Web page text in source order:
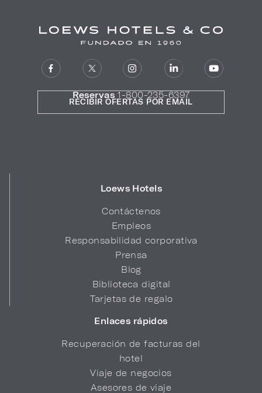
Reservas 1-800-235-6397
Loews Hotels
Contáctenos
Empleos
Responsabilidad corporativa
Prensa
Blog
Biblioteca digital
Tarjetas de regalo
Enlaces rápidos
Recuperación de facturas del
hotel
Viaje de negocios
Asesores de viaje
RECIBIR OFERTAS POR EMAIL